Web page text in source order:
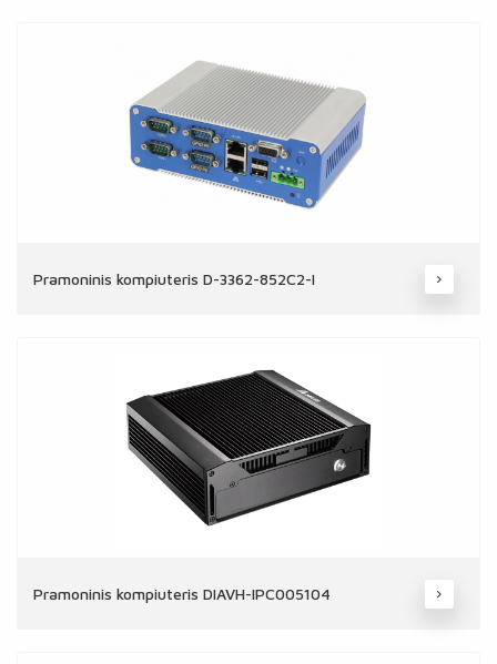
Pramoninis kompiuteris D-3362-852C2-I
Pramoninis kompiuteris DIAVH-IPC005104